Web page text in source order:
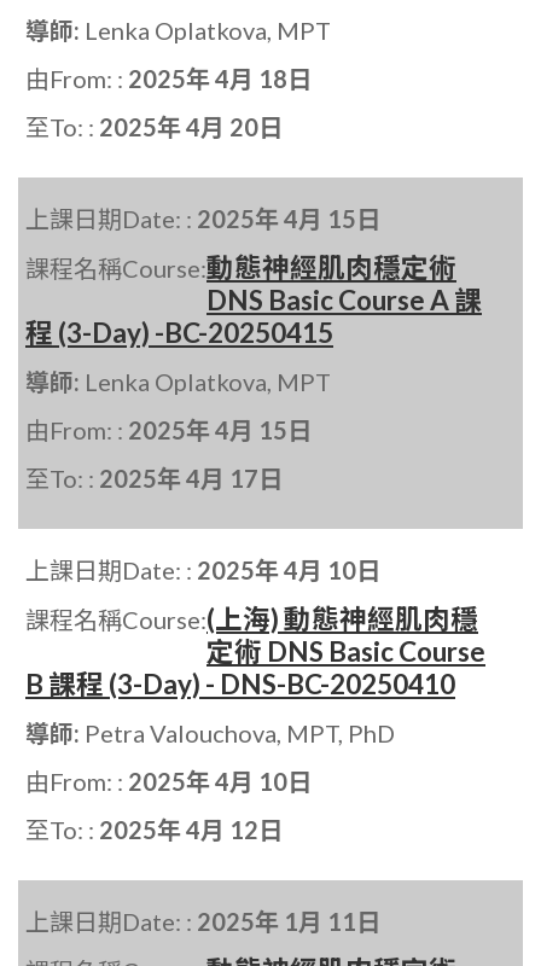
導師: Lenka Oplatkova, MPT
由From: : 2025年 4月 18日
至To: : 2025年 4月 20日
上課日期Date: : 2025年 4月 15日
課程名稱Course:動態神經肌肉穩定術
DNS Basic Course A 課
程 (3-Day) -BC-20250415
導師: Lenka Oplatkova, MPT
由From: : 2025年 4月 15日
至To: : 2025年 4月 17日
上課日期Date: : 2025年 4月 10日
課程名稱Course:(上海) 動態神經肌肉穩
定術 DNS Basic Course
B 課程 (3-Day) - DNS-BC-20250410
導師: Petra Valouchova, MPT, PhD
由From: : 2025年 4月 10日
至To: : 2025年 4月 12日
上課日期Date: : 2025年 1月 11日